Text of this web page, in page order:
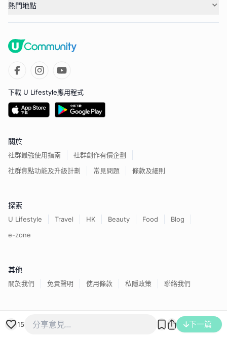
15 下一篇
熱門地點
下載 U Lifestyle應用程式
關於
社群最強使用指南
社群創作有價企劃
社群焦點功能及升級計劃
常見問題 條款及細則
探索
U Lifestyle Travel HK Beauty Food
Blog
e-zone
其他
關於我們 免責聲明 使用條款 私隱政策 聯絡我們
香港經濟日報版權所有©